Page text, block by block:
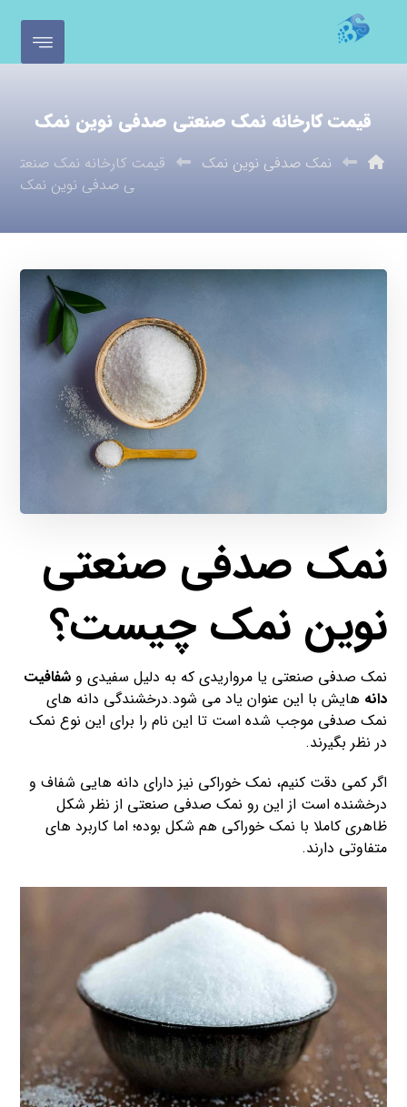
قیمت کارخانه نمک صنعتی صدفی نوین نمک
نمک صدفی نوین نمک
قیمت کارخانه نمک صنعت
ی صدفی نوین نمک
نمک صدفی صنعتی
نوین نمک چیست؟
نمک صدفی صنعتی یا مرواریدی که به دلیل سفیدی وشفافیت
دانه هایش با این عنوان یاد می شود.درخشندگی دانه های
نمک صدفی موجب شده است تا این نام را برای این نوع نمک
در نظر بگیرند.
اگر کمی دقت کنیم، نمک خوراکی نیز دارای دانه هایی شفاف و
درخشنده است از این رو نمک صدفی صنعتی از نظر شکل
ظاهری کاملا با نمک خوراکی هم شکل بوده؛ اما کاربرد های
متفاوتی دارند.